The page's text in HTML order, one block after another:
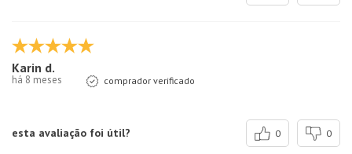
Karin d.
há 8 meses comprador verificado
esta avaliação foi útil? 0 0